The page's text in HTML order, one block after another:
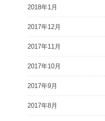
2018年1月
2017年12月
2017年11月
2017年10月
2017年9月
2017年8月